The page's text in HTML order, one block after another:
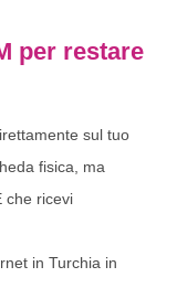
per restare
sul tuo
fisica, ma
che ricevi
in Turchia in